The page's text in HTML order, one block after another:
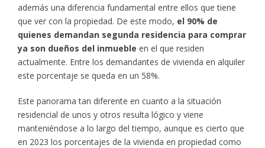
además una diferencia fundamental entre ellos que tiene
que ver con la propiedad. De este modo, el 90% de
quienes demandan segunda residencia para comprar
ya son dueños del inmueble en el que residen
actualmente. Entre los demandantes de vivienda en alquiler
este porcentaje se queda en un 58%.
Este panorama tan diferente en cuanto a la situación
residencial de unos y otros resulta lógico y viene
manteniéndose a lo largo del tiempo, aunque es cierto que
en 2023 los porcentajes de la vivienda en propiedad como